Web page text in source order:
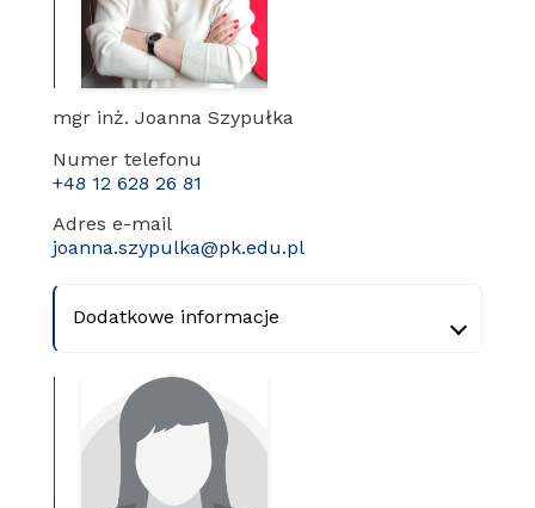
mgr inż. Joanna Szypułka
Numer telefonu
+48 12 628 26 81
Adres e-mail
joanna.szypulka@pk.edu.pl
Dodatkowe informacje